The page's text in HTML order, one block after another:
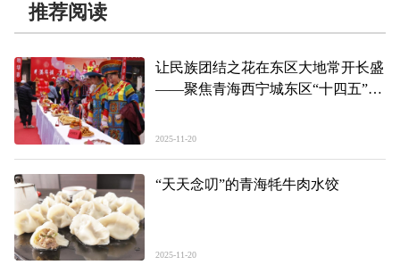
推荐阅读
让民族团结之花在东区大地常开长盛
——聚焦青海西宁城东区“十四五”期
2025-11-20
“天天念叨”的青海牦牛肉水饺
2025-11-20